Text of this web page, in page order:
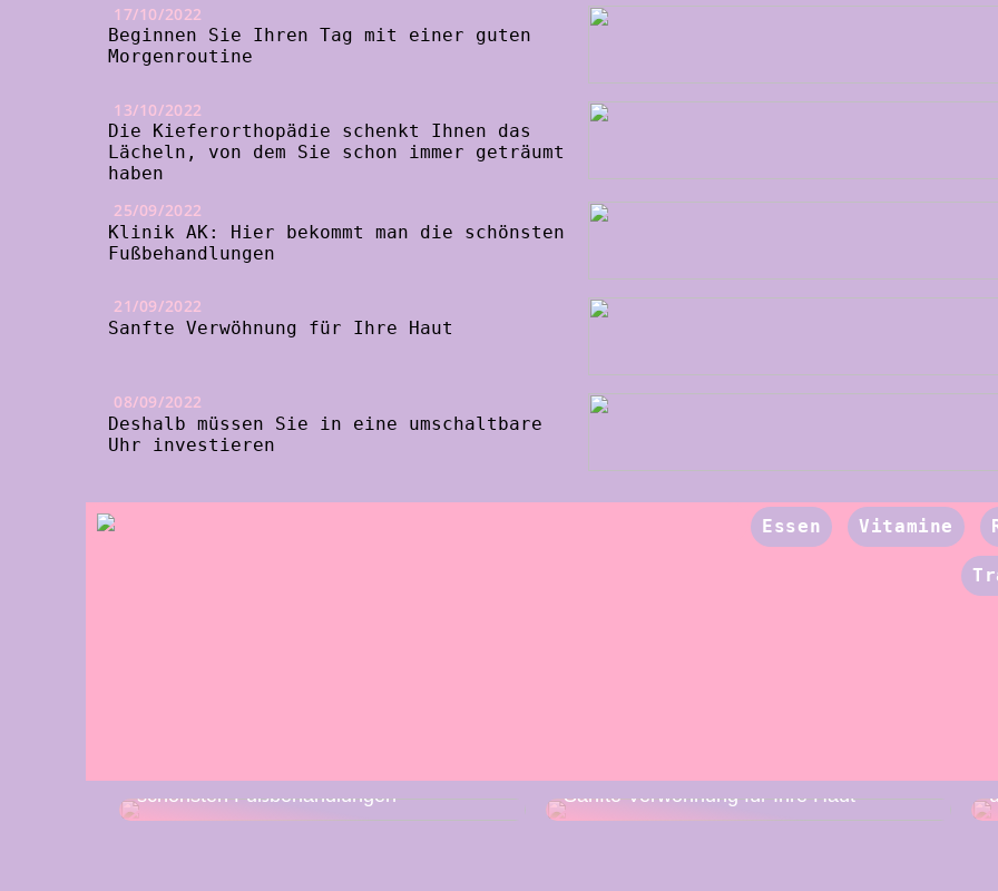
17/10/2022
Beginnen Sie Ihren Tag mit einer guten
Morgenroutine
13/10/2022
Die Kieferorthopädie schenkt Ihnen das
Lächeln, von dem Sie schon immer geträumt
haben
25/09/2022
Klinik AK: Hier bekommt man die schönsten
Fußbehandlungen
21/09/2022
Sanfte Verwöhnung für Ihre Haut
08/09/2022
Deshalb müssen Sie in eine umschaltbare
Uhr investieren
Essen Vitamine
Klinik AK: Hier bekommt man die
schönsten Fußbehandlungen
Sanfte Verwöhnung für Ihre Haut